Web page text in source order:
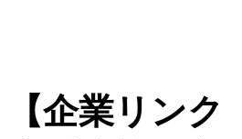
【企業リン